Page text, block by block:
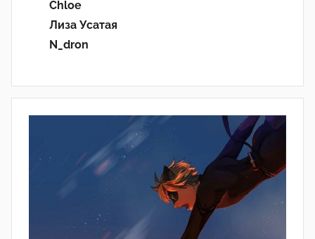
Chloe
Лиза Усатая
N_dron